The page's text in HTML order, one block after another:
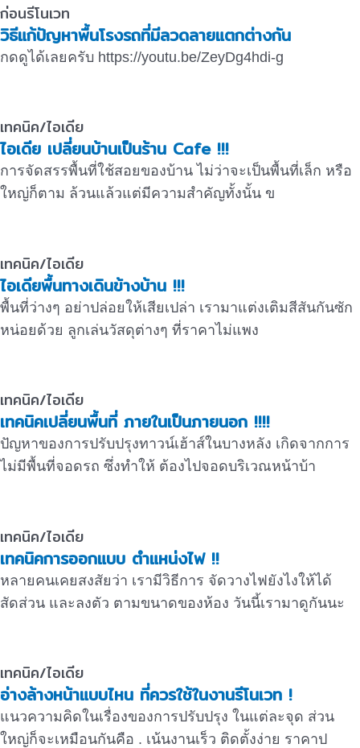
ก่อนรีโนเวท
วิธีแก้ปัญหาพื้นโรงรถที่มีลวดลายแตกต่างกัน
กดดูได้เลยครับ https://youtu.be/ZeyDg4hdi-g
เทคนิค/ไอเดีย
ไอเดีย เปลี่ยนบ้านเป็นร้าน Cafe !!!
การจัดสรรพื้นที่ใช้สอยของบ้าน ไม่ว่าจะเป็นพื้นที่เล็ก หรือ
ใหญ่ก็ตาม ล้วนแล้วแต่มีความสำคัญทั้งนั้น ข
เทคนิค/ไอเดีย
ไอเดียพื้นทางเดินข้างบ้าน !!!
พื้นที่ว่างๆ อย่าปล่อยให้เสียเปล่า เรามาแต่งเติมสีสันกันซัก
หน่อยด้วย ลูกเล่นวัสดุต่างๆ ที่ราคาไม่แพง
เทคนิค/ไอเดีย
เทคนิคเปลี่ยนพื้นที่ ภายในเป็นภายนอก !!!!
ปัญหาของการปรับปรุงทาวน์เฮ้าส์ในบางหลัง เกิดจากการ
ไม่มีพื้นที่จอดรถ ซึ่งทำให้ ต้องไปจอดบริเวณหน้าบ้า
เทคนิค/ไอเดีย
เทคนิคการออกแบบ ตำแหน่งไฟ !!
หลายคนเคยสงสัยว่า เรามีวิธีการ จัดวางไฟยังไงให้ได้
สัดส่วน และลงตัว ตามขนาดของห้อง วันนี้เรามาดูกันนะ
เทคนิค/ไอเดีย
อ่างล้างหน้าแบบไหน ที่ควรใช้ในงานรีโนเวท !
แนวความคิดในเรื่องของการปรับปรุง ในแต่ละจุด ส่วน
ใหญ่ก็จะเหมือนกันคือ . เน้นงานเร็ว ติดตั้งง่าย ราคาป